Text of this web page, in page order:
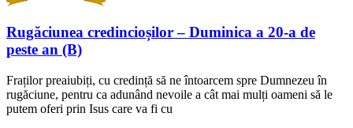
Rugăciunea credincioșilor – Duminica a 20-a de
peste an (B)
Fraților preaiubiți, cu credință să ne întoarcem spre Dumnezeu în
rugăciune, pentru ca adunând nevoile a cât mai mulți oameni să le
putem oferi prin Isus care va fi cu